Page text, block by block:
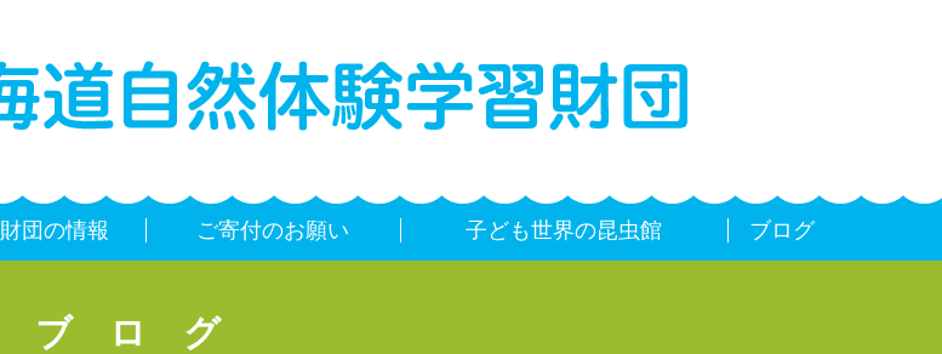
財団の情報 ご寄付のお願い 子ども世界の昆虫館 ブログ
ブログ